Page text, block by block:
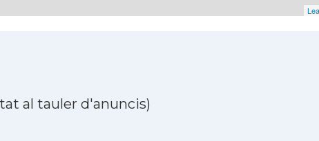
al tauler d'anuncis)